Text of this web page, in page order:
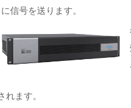
に信号を送ります。
ます。